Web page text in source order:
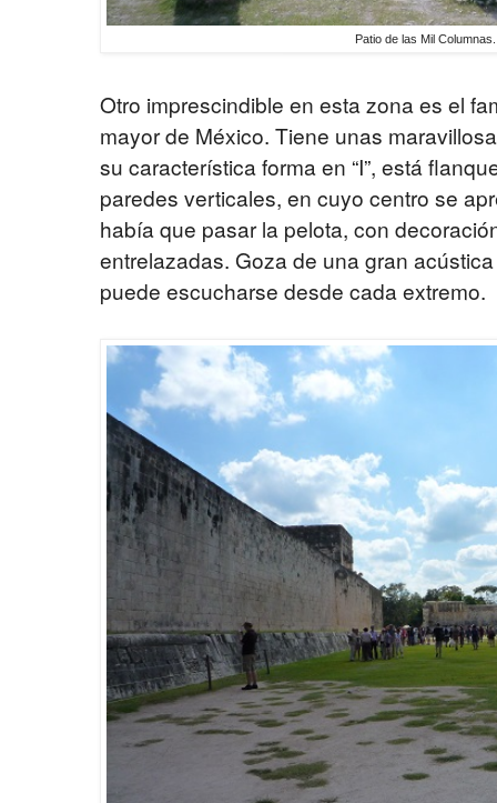
Patio de las Mil
Otro imprescindible en esta zona es el
mayor de México. Tiene unas
su característica forma en “I”, está
paredes verticales, en cuyo centro se
había que pasar la pelota, con
entrelazadas. Goza de una gran
puede escucharse desde cada extremo.